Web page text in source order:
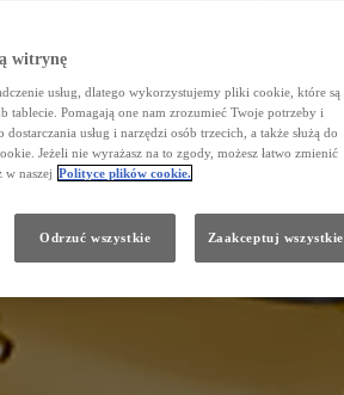
witrynę
usług, dlatego wykorzystujemy pliki cookie, które są
Pomagają one nam zrozumieć Twoje potrzeby i
usług i narzędzi osób trzecich, a także służą do
Jeżeli nie wyrażasz na to zgody, możesz łatwo zmienić
w naszej Polityce plików cookie.
Odrzuć wszystkie Zaakceptuj wszystkie